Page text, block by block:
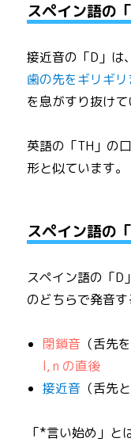
スペイン語の
接近音の「D」は、
歯の先をギリギ
を息がすり抜けて
英語の「TH」の
形と似ています。
スペイン語の
スペイン語の「D
のどちらで発音す
閉鎖音 （舌先
l, n の直後
接近音 （舌先
「*言い始め」と